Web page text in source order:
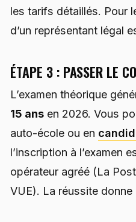
les tarifs détaillés. Pour
d’un représentant légal
ÉTAPE 3 : PASSER LE
L’examen théorique
15 ans en 2026. Vous
auto-école ou en
l’inscription à l’examen
opérateur agréé (La
VUE). La réussite